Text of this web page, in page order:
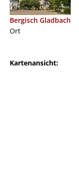
Bergisch Gladbach
Ort
Kartenansicht: